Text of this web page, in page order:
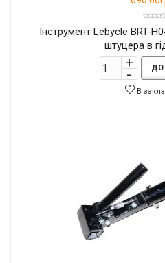
Інструмент Lebycle BRT-
штуцера в
ДО
В